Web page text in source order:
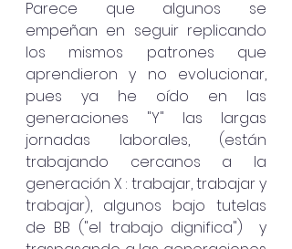
Parece que algunos se
empeñan en seguir replicando
los mismos patrones que
aprendieron y no evolucionar,
pues ya he oído en las
generaciones "Y" las largas
jornadas laborales, (están
trabajando cercanos a la
generación X : trabajar, trabajar y
trabajar), algunos bajo tutelas
de BB ("el trabajo dignifica")  y